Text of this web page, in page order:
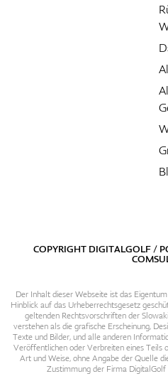
COPYRIGHT DIGITALGOLF /
Der Inhalt dieser Webseite ist das
Hinblick auf das Urheberrechtsgesetz
geltenden Rechtsvorschriften der
verstehen als die grafische Erscheinung,
Texte und Bilder, und alle anderen
Veröffentlichen oder Verbreiten eines Teils
Art und Weise, ohne Angabe der Quelle
Zustimmung der Firma DigitalGolf